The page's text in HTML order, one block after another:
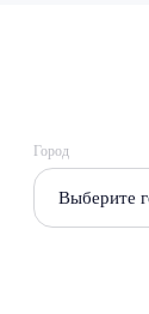
Город
Выберите